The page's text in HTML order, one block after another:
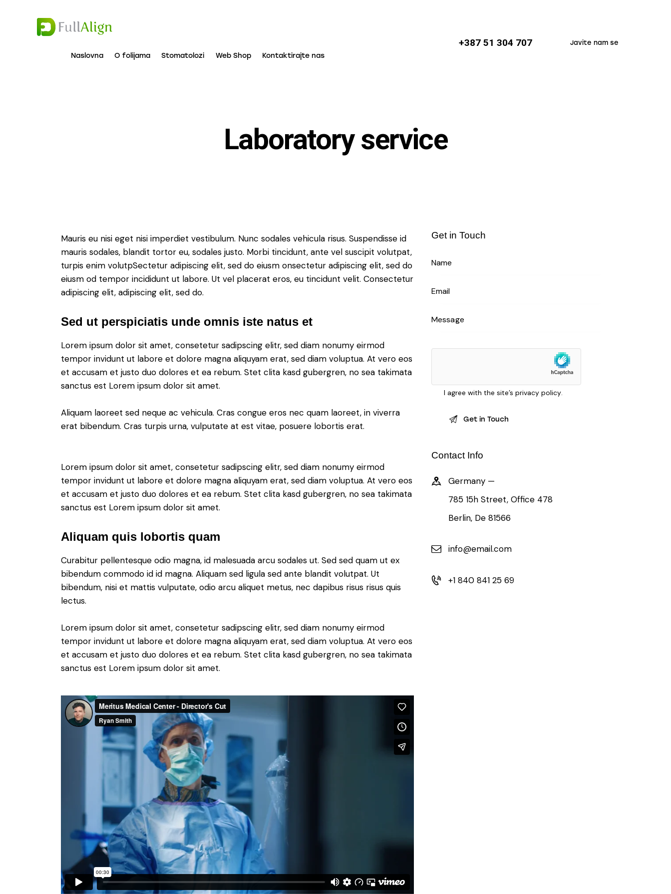
Naslovna O folijama Stomatolozi Web Shop Kontaktirajte nas
+387 51 304 707 Javite nam se
Laboratory service
Mauris eu nisi eget nisi imperdiet vestibulum. Nunc sodales vehicula risus. Suspendisse id
mauris sodales, blandit tortor eu, sodales justo. Morbi tincidunt, ante vel suscipit volutpat,
turpis enim volutpSectetur adipiscing elit, sed do eiusm onsectetur adipiscing elit, sed do
eiusm od tempor incididunt ut labore. Ut vel placerat eros, eu tincidunt velit. Consectetur
adipiscing elit, adipiscing elit, sed do.
Sed ut perspiciatis unde omnis iste natus et
Lorem ipsum dolor sit amet, consetetur sadipscing elitr, sed diam nonumy eirmod
tempor invidunt ut labore et dolore magna aliquyam erat, sed diam voluptua. At vero eos
et accusam et justo duo dolores et ea rebum. Stet clita kasd gubergren, no sea takimata
sanctus est Lorem ipsum dolor sit amet.
Aliquam laoreet sed neque ac vehicula. Cras congue eros nec quam laoreet, in viverra
erat bibendum. Cras turpis urna, vulputate at est vitae, posuere lobortis erat.
Lorem ipsum dolor sit amet, consetetur sadipscing elitr, sed diam nonumy eirmod
tempor invidunt ut labore et dolore magna aliquyam erat, sed diam voluptua. At vero eos
et accusam et justo duo dolores et ea rebum. Stet clita kasd gubergren, no sea takimata
sanctus est Lorem ipsum dolor sit amet.
Aliquam quis lobortis quam
Curabitur pellentesque odio magna, id malesuada arcu sodales ut. Sed sed quam ut ex
bibendum commodo id id magna. Aliquam sed ligula sed ante blandit volutpat. Ut
bibendum, nisi et mattis vulputate, odio arcu aliquet metus, nec dapibus risus risus quis
lectus.
Lorem ipsum dolor sit amet, consetetur sadipscing elitr, sed diam nonumy eirmod
tempor invidunt ut labore et dolore magna aliquyam erat, sed diam voluptua. At vero eos
et accusam et justo duo dolores et ea rebum. Stet clita kasd gubergren, no sea takimata
sanctus est Lorem ipsum dolor sit amet.
Get in Touch
I agree with the site’sprivacy policy.
Contact Info
Germany —
785 15h Street, Office 478
Berlin, De 81566
info@email.com
+1 840 841 25 69